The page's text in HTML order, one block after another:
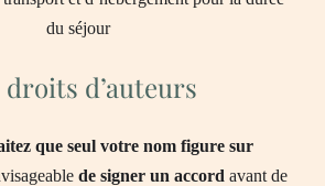
du séjour
droits d’auteurs
que seul votre nom figure sur
de signer un accord avant de